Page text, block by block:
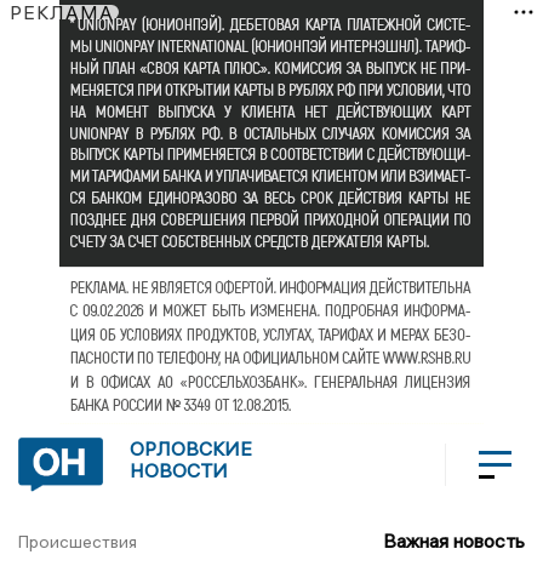
РЕКЛАМА
ОРЛОВСКИЕ
НОВОСТИ
Происшествия Важная новость